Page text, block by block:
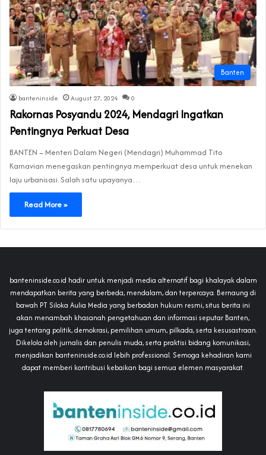
Banten
banteninside August 27, 2024 0
Rakornas Posyandu 2024, Mendagri Ingatkan
Pentingnya Perkuat Desa
BANTEN – Menteri Dalam Negeri (Mendagri) Muhammad Tito
Karnavian menegaskan pentingnya memperkuat desa untuk menekan
laju urbanisasi. Salah satu upayanya…
Read More »
banteninside.co.id hadir untuk menjadi media alternatif bagi khalayak dalam
mendapatkan berita yang berbeda, mendalam, dan terpercaya. Bernaung di
bawah PT Siloka Aulia Media yang berbadan hukum resmi, situs berita ini
akan menambah khasanah pengetahuan dan informasi seputar Banten,
juga tentang politik, demokrasi, pemilihan umum, pilkada, serta kesusastraan.
Dikelola oleh jurnalis dan penulis muda, serta praktisi bidang komunikasi,
menjadikan banteninside.co.id lebih professional. Semoga kehadiran kami
dapat memberi kontribusi kebaikan bagi semua elemen masyarakat.